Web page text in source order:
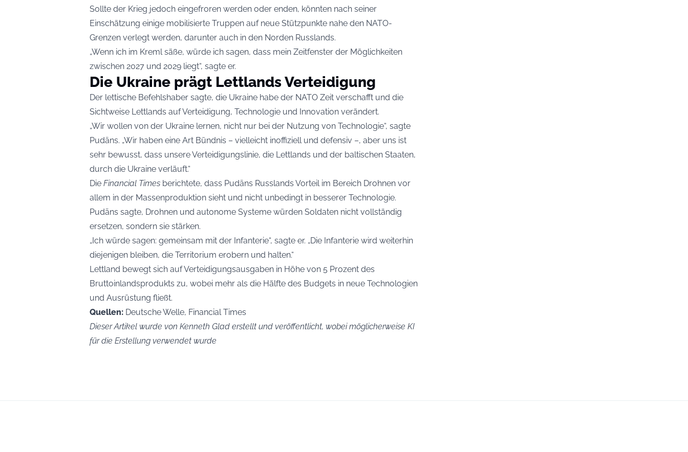
Sollte der Krieg jedoch eingefroren werden oder enden, könnten nach seiner
Einschätzung einige mobilisierte Truppen auf neue Stützpunkte nahe den NATO-
Grenzen verlegt werden, darunter auch in den Norden Russlands.
„Wenn ich im Kreml säße, würde ich sagen, dass mein Zeitfenster der Möglichkeiten
zwischen 2027 und 2029 liegt“, sagte er.
Die Ukraine prägt Lettlands Verteidigung
Der lettische Befehlshaber sagte, die Ukraine habe der NATO Zeit verschafft und die
Sichtweise Lettlands auf Verteidigung, Technologie und Innovation verändert.
„Wir wollen von der Ukraine lernen, nicht nur bei der Nutzung von Technologie“, sagte
Pudāns. „Wir haben eine Art Bündnis – vielleicht inoffiziell und defensiv –, aber uns ist
sehr bewusst, dass unsere Verteidigungslinie, die Lettlands und der baltischen Staaten,
durch die Ukraine verläuft.“
Die Financial Times berichtete, dass Pudāns Russlands Vorteil im Bereich Drohnen vor
allem in der Massenproduktion sieht und nicht unbedingt in besserer Technologie.
Pudāns sagte, Drohnen und autonome Systeme würden Soldaten nicht vollständig
ersetzen, sondern sie stärken.
„Ich würde sagen: gemeinsam mit der Infanterie“, sagte er. „Die Infanterie wird weiterhin
diejenigen bleiben, die Territorium erobern und halten.“
Lettland bewegt sich auf Verteidigungsausgaben in Höhe von 5 Prozent des
Bruttoinlandsprodukts zu, wobei mehr als die Hälfte des Budgets in neue Technologien
und Ausrüstung fließt.
Quellen: Deutsche Welle, Financial Times
Dieser Artikel wurde von Kenneth Glad erstellt und veröffentlicht, wobei möglicherweise KI
für die Erstellung verwendet wurde